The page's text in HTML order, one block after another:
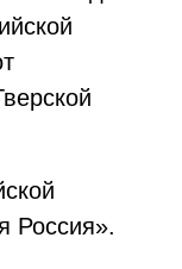
Россия».